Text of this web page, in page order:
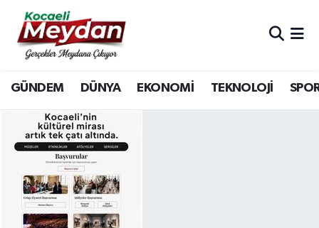
GÜNDEM DÜNYA EKONOMİ TEKNOLOJİ
Nöbetçi Eczaneler
Hava Durumu
Trafik Durumu
Süper Lig Puan Durumu ve Fikstür
Tüm Manşetler